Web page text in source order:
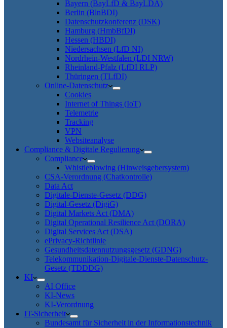
Bayern (BayLfD & BayLDA)
Berlin (BlnBDI)
Datenschutzkonferenz (DSK)
Hamburg (HmbBfDI)
Hessen (HBDI)
Niedersachsen (LfD NI)
Nordrhein-Westfalen (LDI NRW)
Rheinland-Pfalz (LfDI RLP)
Thüringen (TLfDI)
Online-Datenschutz
Cookies
Internet of Things (IoT)
Telemetrie
Tracking
VPN
Websiteanalyse
Compliance & Digitale Regulierung
Compliance
Whistleblowing (Hinweisgebersystem)
CSA-Verordnung (Chatkontrolle)
Data Act
Digitale-Dienste-Gesetz (DDG)
Digital-Gesetz (DigiG)
Digital Markets Act (DMA)
Digital Operational Resilience Act (DORA)
Digital Services Act (DSA)
ePrivacy-Richtlinie
Gesundheitsdatennutzungsgesetz (GDNG)
Telekommunikation-Digitale-Dienste-Datenschutz-
Gesetz (TDDDG)
KI
AI Office
KI-News
KI-Verordnung
IT-Sicherheit
Bundesamt für Sicherheit in der Informationstechnik